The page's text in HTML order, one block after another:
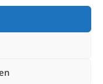
uw donaties.
inkomsten of